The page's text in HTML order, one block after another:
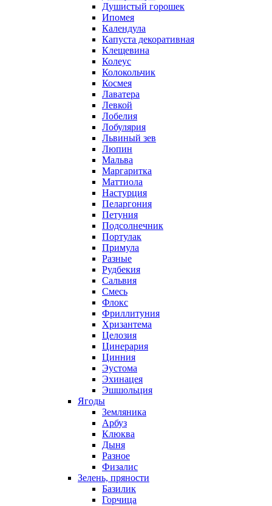
Душистый горошек
Ипомея
Календула
Капуста декоративная
Клещевина
Колеус
Колокольчик
Космея
Лаватера
Левкой
Лобелия
Лобулярия
Львиный зев
Люпин
Мальва
Маргаритка
Маттиола
Настурция
Пеларгония
Петуния
Подсолнечник
Портулак
Примула
Разные
Рудбекия
Сальвия
Смесь
Флокс
Фриллитуния
Хризантема
Целозия
Цинерария
Цинния
Эустома
Эхинацея
Эшшольция
Ягоды
Земляника
Арбуз
Клюква
Дыня
Разное
Физалис
Зелень, пряности
Базилик
Горчица